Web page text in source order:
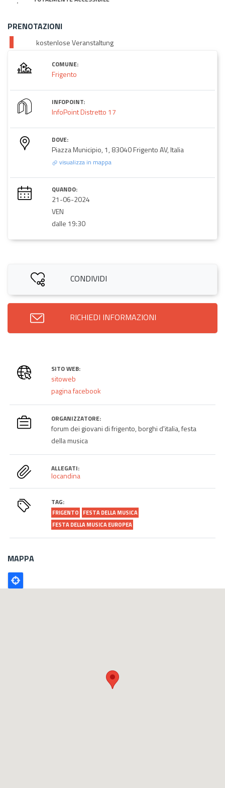
PRENOTAZIONI
kostenlose Veranstaltung
COMUNE:
Frigento
INFOPOINT:
InfoPoint Distretto 17
DOVE:
Piazza Municipio, 1, 83040 Frigento AV, Italia
visualizza in mappa
QUANDO:
21-06-2024
VEN
dalle 19:30
CONDIVIDI
RICHIEDI INFORMAZIONI
SITO WEB:
sitoweb
pagina facebook
ORGANIZZATORE:
forum dei giovani di frigento, borghi d'italia, festa
della musica
ALLEGATI:
locandina
TAG:
FRIGENTO
FESTA DELLA MUSICA
FESTA DELLA MUSICA EUROPEA
MAPPA
Poligono
GEO